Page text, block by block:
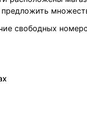
свободных